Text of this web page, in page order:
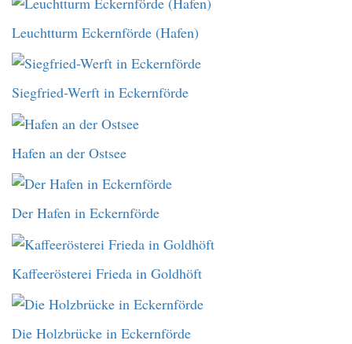
Leuchtturm Eckernförde (Hafen)
Siegfried-Werft in Eckernförde
Hafen an der Ostsee
Der Hafen in Eckernförde
Kaffeerösterei Frieda in Goldhöft
Die Holzbrücke in Eckernförde